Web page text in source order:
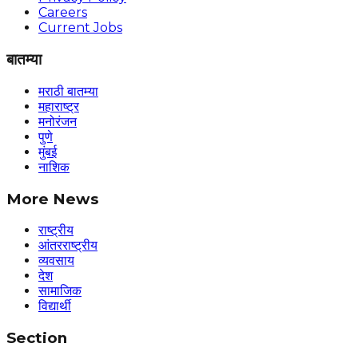
Careers
Current Jobs
बातम्या
मराठी बातम्या
महाराष्ट्र
मनोरंजन
पुणे
मुंबई
नाशिक
More News
राष्ट्रीय
आंतरराष्ट्रीय
व्यवसाय
देश
सामाजिक
विद्यार्थी
Section